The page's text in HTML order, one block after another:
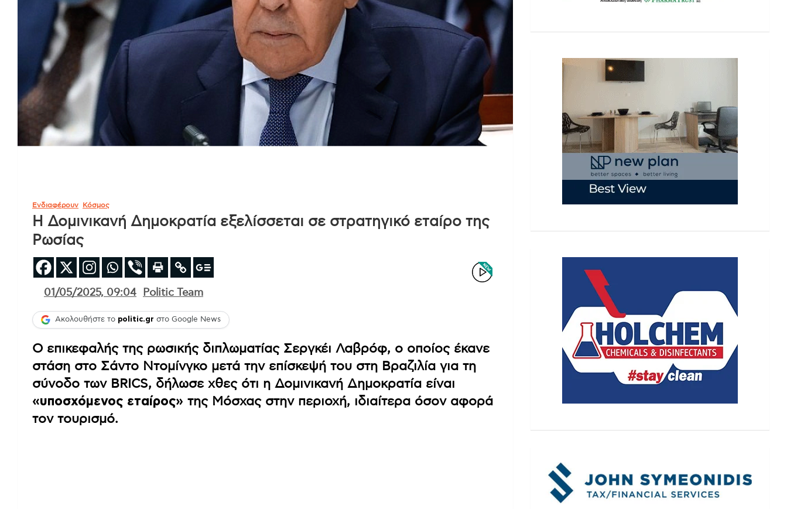
Ενδιαφέρουν Κόσμος
Η Δομινικανή Δημοκρατία εξελίσσεται σε στρατηγικό εταίρο της
Ρωσίας
01/05/2025, 09:04 Politic Team
Ακολουθήστε το politic.gr στο Google News
Ο επικεφαλής της ρωσικής διπλωματίας Σεργκέι Λαβρόφ, ο οποίος έκανε
στάση στο Σάντο Ντομίνγκο μετά την επίσκεψή του στη Βραζιλία για τη
σύνοδο των BRICS, δήλωσε χθες ότι η Δομινικανή Δημοκρατία είναι
«υποσχόμενος εταίρος» της Μόσχας στην περιοχή, ιδιαίτερα όσον αφορά
τον τουρισμό.